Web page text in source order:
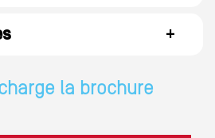
+
la brochure